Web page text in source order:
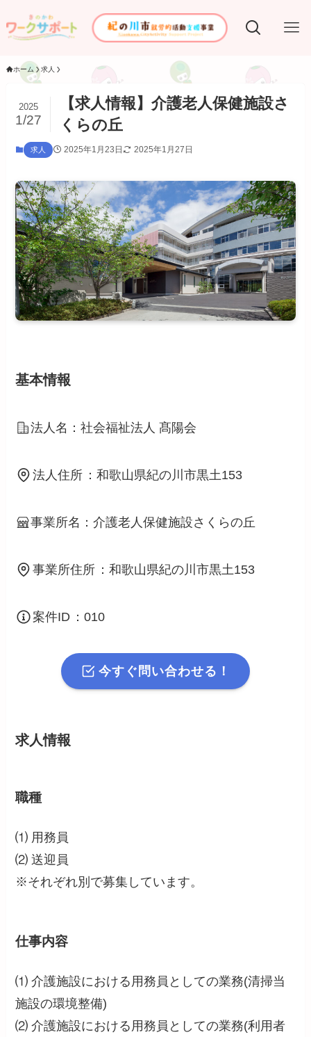
ホーム 求人
【求人情報】介護老人保健施設さ
くらの丘
2025
1/27
求人 2025年1月23日 2025年1月27日
基本情報
法人名：社会福祉法人 髙陽会
法人住所 ：和歌山県紀の川市黒土153
事業所名：介護老人保健施設さくらの丘
事業所住所 ：和歌山県紀の川市黒土153
案件ID ：010
今すぐ問い合わせる！
求人情報
職種
⑴ 用務員
⑵ 送迎員
※それぞれ別で募集しています。
仕事内容
⑴ 介護施設における用務員としての業務(清掃当
施設の環境整備)
⑵ 介護施設における用務員としての業務(利用者